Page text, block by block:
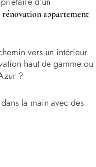
rénovation appartement
vers un intérieur
haut de gamme ou
?
la main avec des